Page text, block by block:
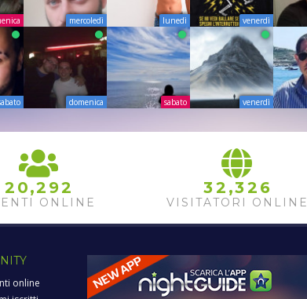
mercoledì lunedì venerdì
domenica sabato venerdì
2 0,2 92
ONLINE
32 ,32 6
VISITATORI ONLINE
online